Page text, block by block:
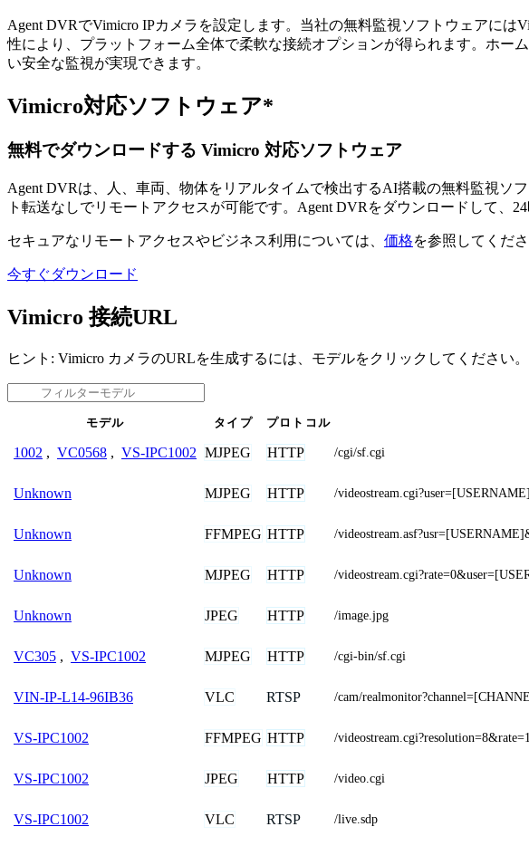
Agent DVRでVimicro IPカメラを設定します。当社の無料監視ソフトウェアに
性により、プラットフォーム全体で柔軟な接続オプションが得られます。ホー
い安全な監視が実現できます。
Vimicro対応ソフトウェア*
無料でダウンロードする Vimicro 対応ソフトウェア
Agent DVRは、人、車両、物体をリアルタイムで検出するAI搭載の無料監視ソ
ト転送なしでリモートアクセスが可能です。Agent DVRをダウンロードして、
セキュアなリモートアクセスやビジネス利用については、 価格を参照してくださ
今すぐダウンロード
Vimicro 接続URL
ヒント: Vimicro カメラのURLを生成するには、モデルをクリックしてください。
モデル タイプ プロトコル
1002 , VC0568 , VS-IPC1002 MJPEG HTTP /cgi/sf.cgi
Unknown MJPEG HTTP /
Unknown FFMPEG HTTP /
Unknown MJPEG HTTP /
Unknown JPEG HTTP /image.jpg
VC305 , VS-IPC1002 MJPEG HTTP /cgi-bin/sf.cgi
VIN-IP-L14-96IB36 VLC RTSP /cam/
VS-IPC1002 FFMPEG HTTP /
VS-IPC1002 JPEG HTTP /video.cgi
VS-IPC1002 VLC RTSP /live.sdp